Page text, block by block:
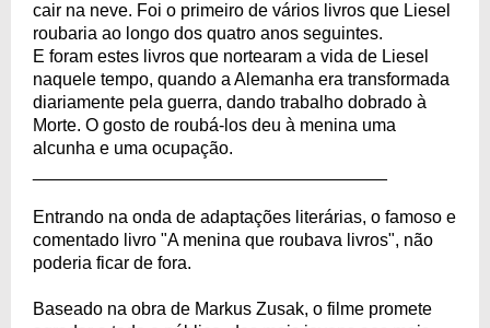
cair na neve. Foi o primeiro de vários livros que Liesel
roubaria ao longo dos quatro anos seguintes.
E foram estes livros que nortearam a vida de Liesel
naquele tempo, quando a Alemanha era transformada
diariamente pela guerra, dando trabalho dobrado à
Morte. O gosto de roubá-los deu à menina uma
alcunha e uma ocupação.
Entrando na onda de adaptações literárias, o famoso e
comentado livro "A menina que roubava livros", não
poderia ficar de fora.
Baseado na obra de Markus Zusak, o filme promete